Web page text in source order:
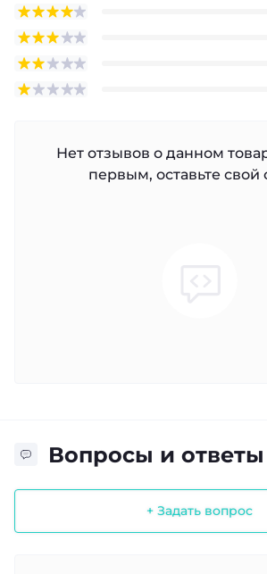
Нет отзывов о данном
первым, оставьте свой
Вопросы и ответы
+ Задать вопрос